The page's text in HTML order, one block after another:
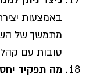
באמצעות
מתמשך של
טובות עם
מה תפקיד